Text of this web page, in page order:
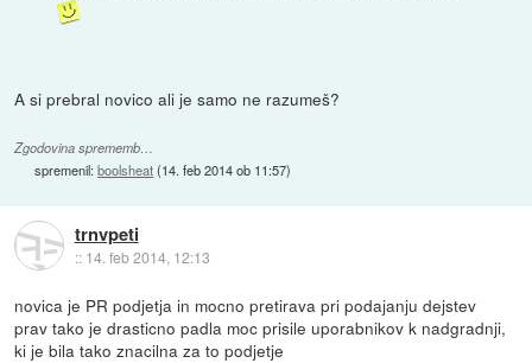
A si prebral novico ali je samo ne razumeš?
Zgodovina sprememb…
spremenil:boolsheat(14. feb 2014 ob 11:57)
trnvpeti
:: 14. feb 2014, 12:13
novica je PR podjetja in mocno pretirava pri podajanju dejstev
prav tako je drasticno padla moc prisile uporabnikov k nadgradnji,
ki je bila tako znacilna za to podjetje